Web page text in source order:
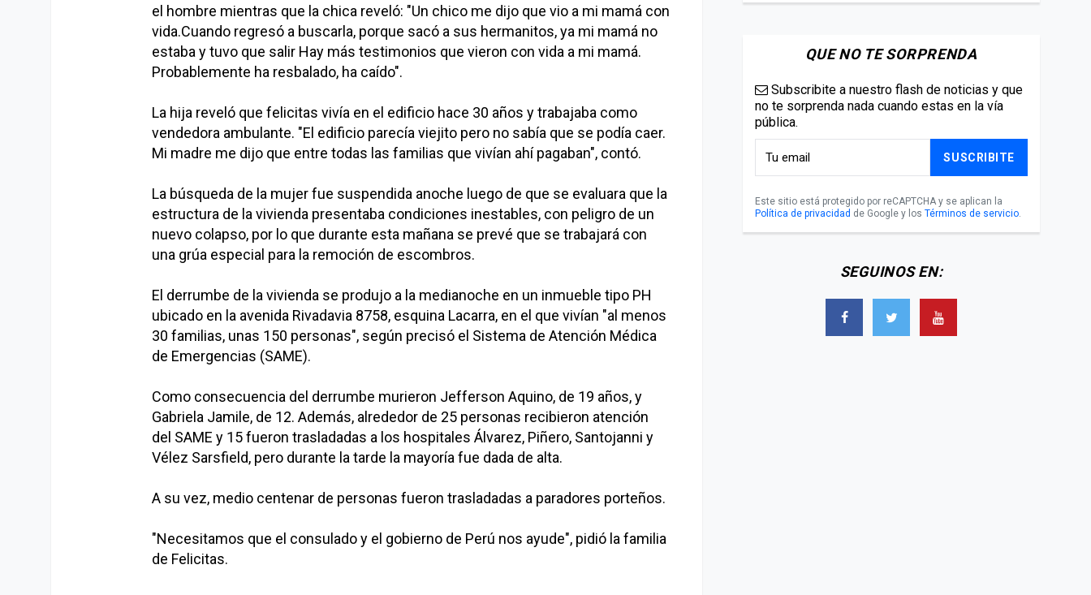
el hombre mientras que la chica reveló: "Un chico me dijo que vio a mi mamá con
vida.Cuando regresó a buscarla, porque sacó a sus hermanitos, ya mi mamá no
estaba y tuvo que salir Hay más testimonios que vieron con vida a mi mamá.
Probablemente ha resbalado, ha caído".
La hija reveló que felicitas vivía en el edificio hace 30 años y trabajaba como
vendedora ambulante. "El edificio parecía viejito pero no sabía que se podía caer.
Mi madre me dijo que entre todas las familias que vivían ahí pagaban", contó.
La búsqueda de la mujer fue suspendida anoche luego de que se evaluara que la
estructura de la vivienda presentaba condiciones inestables, con peligro de un
nuevo colapso, por lo que durante esta mañana se prevé que se trabajará con
una grúa especial para la remoción de escombros.
El derrumbe de la vivienda se produjo a la medianoche en un inmueble tipo PH
ubicado en la avenida Rivadavia 8758, esquina Lacarra, en el que vivían "al menos
30 familias, unas 150 personas", según precisó el Sistema de Atención Médica
de Emergencias (SAME).
Como consecuencia del derrumbe murieron Jefferson Aquino, de 19 años, y
Gabriela Jamile, de 12. Además, alrededor de 25 personas recibieron atención
del SAME y 15 fueron trasladadas a los hospitales Álvarez, Piñero, Santojanni y
Vélez Sarsfield, pero durante la tarde la mayoría fue dada de alta.
A su vez, medio centenar de personas fueron trasladadas a paradores porteños.
"Necesitamos que el consulado y el gobierno de Perú nos ayude", pidió la familia
de Felicitas.
QUE NO TE SORPRENDA
Subscribite a nuestro flash de noticias y que
no te sorprenda nada cuando estas en la vía
pública.
SUSCRIBITE
Este sitio está protegido por reCAPTCHA y se aplican la
Política de privacidad de Google y los Términos de servicio.
SEGUINOS EN: